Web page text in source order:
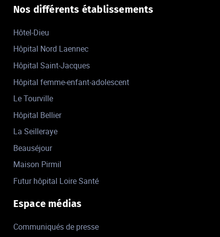
Nos différents établissements
Hôtel-Dieu
Hôpital Nord Laennec
Hôpital Saint-Jacques
Hôpital femme-enfant-adolescent
Le Tourville
Hôpital Bellier
La Seilleraye
Beauséjour
Maison Pirmil
Futur hôpital Loire Santé
Espace médias
Communiqués de presse